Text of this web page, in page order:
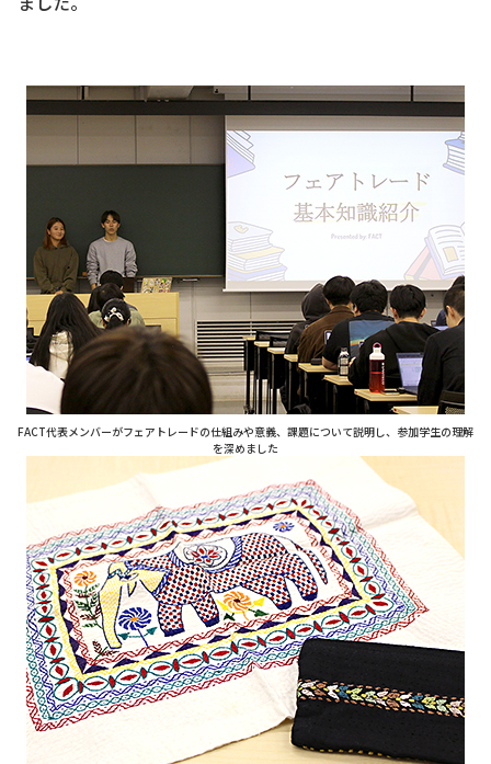
FACT代表メンバーがフェアトレードの仕組みや意義、課題について説明し、参加学生の理解
を深めました